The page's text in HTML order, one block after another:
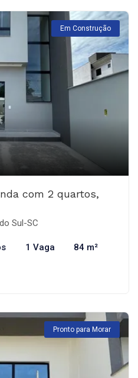
Em Construção
com 2 quartos,
Sul-SC
1 Vaga 84 m²
Pronto para Morar